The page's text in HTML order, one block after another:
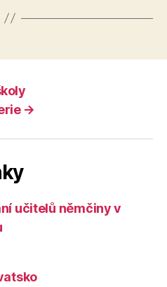
→
učitelů němčiny v